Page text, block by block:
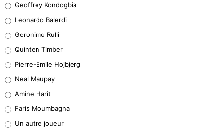
38%
32%
5%
1%
9%
Geoffrey Kondogbia
Leonardo Balerdi
Geronimo Rulli
Quinten Timber
Pierre-Emile Hojbjerg
Neal Maupay
Amine Harit
Faris Moumbagna
Un autre joueur